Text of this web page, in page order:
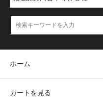
ホーム
カートを見る